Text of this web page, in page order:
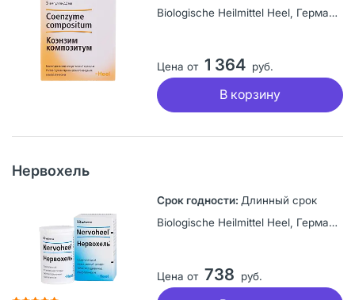
Biologische Heilmittel Heel, Германия
Цена от 1 364 руб.
В корзину
Нервохель
Длинный срок
Biologische Heilmittel Heel, Германия
Цена от 738 руб.